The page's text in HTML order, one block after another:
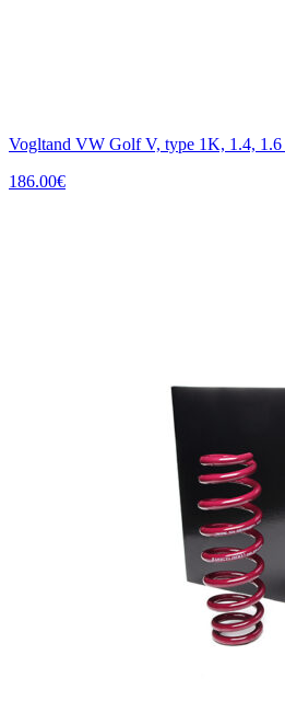
Vogltand VW Golf V, type 1K, 1.4, 1.6
186.00€